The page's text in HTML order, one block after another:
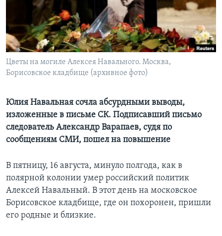
Learning English
СОЦИАЛЬНЫЕ СЕТИ
Цветы на могиле Алексея Навального. Москва,
Борисовское кладбище (архивное фото)
Юлия Навальная сочла абсурдными выводы,
изложенные в письме СК. Подписавший письмо
следователь Александр Варапаев, судя по
сообщениям СМИ, пошел на повышение
В пятницу, 16 августа, минуло полгода, как в
полярной колонии умер российский политик
Алексей Навальный. В этот день на московское
Борисовское кладбище, где он похоронен, пришли
его родные и близкие.